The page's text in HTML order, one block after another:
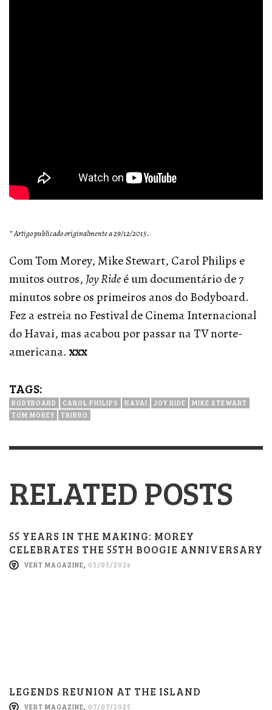
* Artigo publicado originalmente a 29/12/2015.
Com Tom Morey, Mike Stewart, Carol Philips e
muitos outros, Joy Rideé um documentário de 7
minutos sobre os primeiros anos do Bodyboard.
Fez a estreia no Festival de Cinema Internacional
do Havai, mas acabou por passar na TV norte-
americana. xxx
TAGS:
BODYBOARD CAROL PHILIPS HAVAI JOY RIDE
MIKE STEWART
TOM MOREY
TRIBBO
RELATED POSTS
55 YEARS IN THE MAKING: MOREY
CELEBRATES THE 55TH BOOGIE ANNIVERSARY
VERT MAGAZINE 05/05/2026
LEGENDS REUNION AT THE ISLAND
VERT MAGAZINE, 07/07/2025